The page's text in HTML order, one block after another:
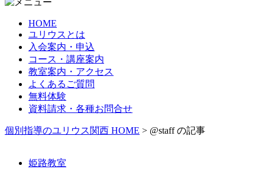
HOME
ユリウスとは
入会案内・申込
コース・講座案内
教室案内・アクセス
よくあるご質問
無料体験
資料請求・各種お問合せ
個別指導のユリウス関西 HOME > @staff の記事
姫路教室